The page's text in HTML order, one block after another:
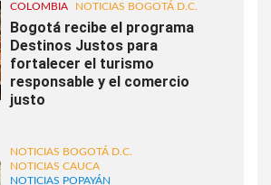
COLOMBIA NOTICIAS BOGOTÁ D.C.
Bogotá recibe el programa
Destinos Justos para
fortalecer el turismo
responsable y el comercio
justo
NOTICIAS BOGOTÁ D.C.
NOTICIAS CAUCA
NOTICIAS POPAYÁN